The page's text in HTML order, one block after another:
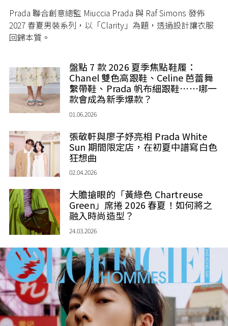
Prada 聯合創意總監 Miuccia Prada 與 Raf Simons 發佈
2027 春夏男裝系列，以「Clarity」為題，透過設計讓衣服
回歸本質。
盤點 7 款 2026 夏季焦點鞋履：
Chanel 雙色高跟鞋、Celine 芭蕾舞
繫帶鞋、Prada 帆布細跟鞋⋯⋯哪一
款會成為新季爆款？
01.06.2026
張敬軒與廖子妤亮相 Prada White
Sun 期間限定店，在初夏中譜寫白色
狂想曲
02.04.2026
大膽搶眼的「黃綠色 Chartreuse
Green」席捲 2026 春夏！如何將之
融入時尚造型？
24.03.2026